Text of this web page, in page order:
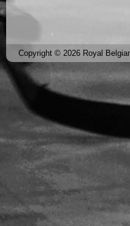
Copyright © 2026 Royal